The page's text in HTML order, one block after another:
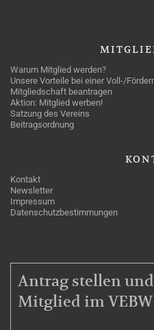
Warum Mitglied werden?
Unsere Vorteile bei einer Voll-/
Mitgliedschaft beantragen
Aktion: Mitglied werben!
Satzung des Vereins
Beitragsordnung
Kontakt
Newsletter
Impressum
Datenschutzbestimmungen
MITGLIEDSCHAFT
Antrag stellen und
Mitglied im